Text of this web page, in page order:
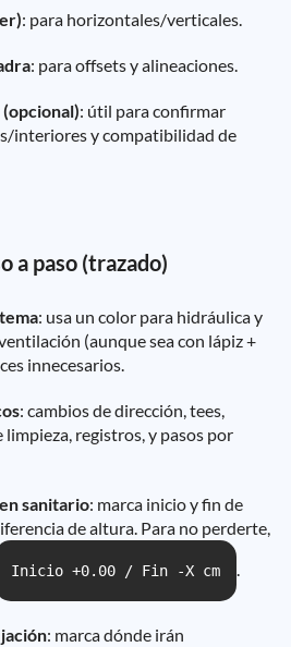
: para horizontales/verticales.
: para offsets y alineaciones.
: útil para confirmar
interiores y compatibilidad de
a paso (trazado)
: usa un color para hidráulica y
(aunque sea con lápiz +
innecesarios.
: cambios de dirección, tees,
registros, y pasos por
sanitario: marca inicio y fin de
de altura. Para no perderte,
Inicio +0.00 / Fin -X cm .
: marca dónde irán